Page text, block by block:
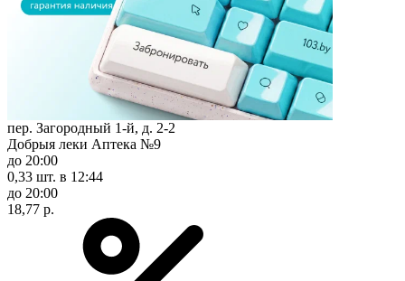
пер. Загородный 1-й, д. 2-2
Добрыя леки Аптека №9
до 20:00
0,33 шт. в 12:44
до 20:00
18,77 р.